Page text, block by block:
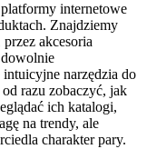
internetowe
Znajdziemy
akcesoria
narzędzia do
razu zobaczyć, jak
ich katalogi,
na trendy, ale
charakter pary.